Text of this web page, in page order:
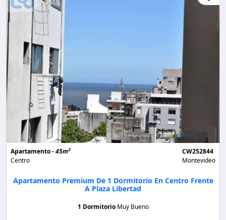
Apartamento -45m2
Centro
CW252844
Montevideo
Apartamento Premium De 1 Dormitorio En Centro Frente
A Plaza Libertad
1 Dormitorio Muy Bueno